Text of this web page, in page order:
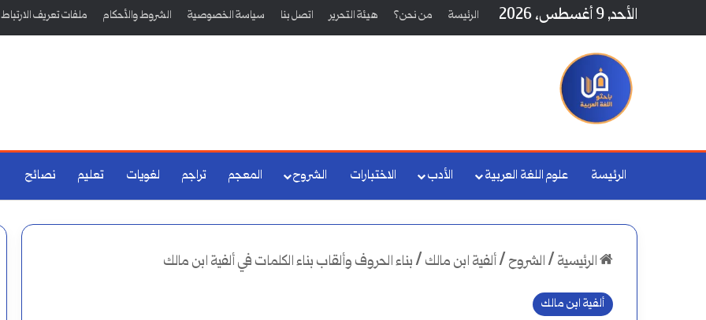
الأحد, 9 أغسطس، 2026 الرئيسة من نحن؟ هيئة التحرير اتصل بنا سياسة الخصوصية الشروط والأحكام ملفات تعريف الارتباط
الرئيسة علوم اللغة العربية الأدب الاختبارات الشروح المعجم تراجم لغويات تعليم نصائح
الرئيسية /الشروح /ألفية ابن مالك /بناء الحروف وألقاب بناء الكلمات في ألفية ابن مالك
ألفية ابن مالك